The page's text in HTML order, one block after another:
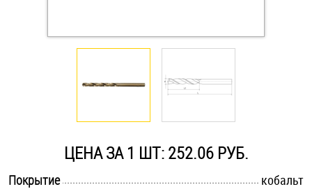
Саморезы и шурупы
Стопорные кольца
Такелаж
ЦЕНА ЗА 1 ШТ: 252.06 РУБ.
Покрытие
кобальт